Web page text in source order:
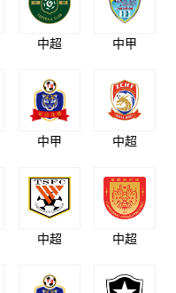
中超 中甲
中甲 中超
中超 中超